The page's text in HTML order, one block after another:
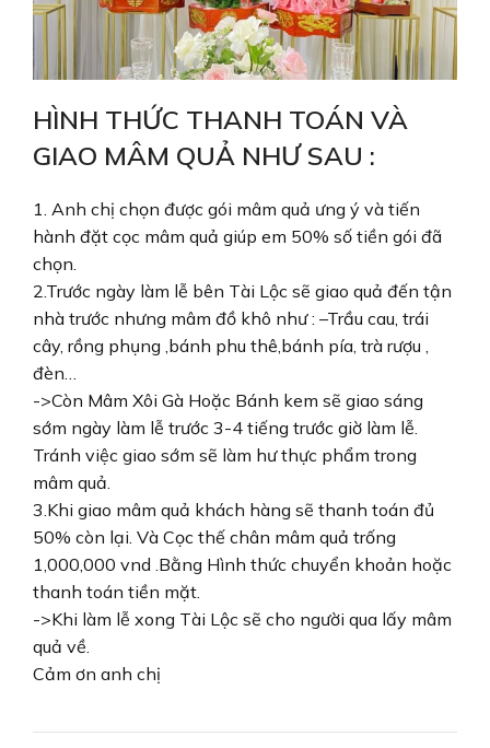
HÌNH THỨC THANH TOÁN VÀ
GIAO MÂM QUẢ NHƯ SAU :
1. Anh chị chọn được gói mâm quả ưng ý và tiến
hành đặt cọc mâm quả giúp em 50% số tiền gói đã
chọn.
2.Trước ngày làm lễ bên Tài Lộc sẽ giao quả đến tận
nhà trước nhưng mâm đồ khô như : –Trầu cau, trái
cây, rồng phụng ,bánh phu thê,bánh pía, trà rượu ,
đèn…
->Còn Mâm Xôi Gà Hoặc Bánh kem sẽ giao sáng
sớm ngày làm lễ trước 3-4 tiếng trước giờ làm lễ.
Tránh việc giao sớm sẽ làm hư thực phẩm trong
mâm quả.
3.Khi giao mâm quả khách hàng sẽ thanh toán đủ
50% còn lại. Và Cọc thế chân mâm quả trống
1,000,000 vnd .Bằng Hình thức chuyển khoản hoặc
thanh toán tiền mặt.
->Khi làm lễ xong Tài Lộc sẽ cho người qua lấy mâm
quả về.
Cảm ơn anh chị